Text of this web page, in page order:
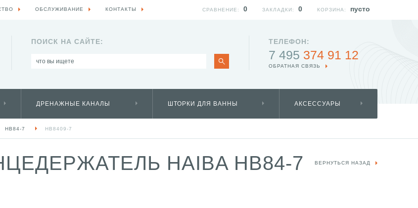
ПОИСК НА САЙТЕ: ТЕЛЕФОН:
7 495 374 91 12
ОБРАТНАЯ СВЯЗЬ
ДРЕНАЖНЫЕ КАНАЛЫ ШТОРКИ ДЛЯ ВАННЫ АКСЕССУАРЫ
HB84-7 HB8409-7
ВЕРНУТЬСЯ НАЗАД
HAIBA HB84-7
ОБСЛУЖИВАНИЕ КОНТАКТЫ КОРЗИНА: пусто
ЗАКЛАДКИ: 0
СРАВНЕНИЕ: 0